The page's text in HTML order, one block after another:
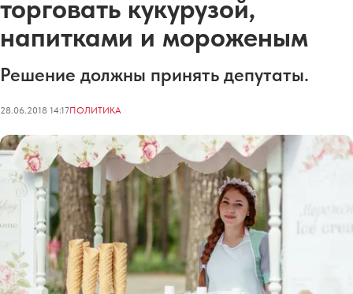
торговать кукурузой,
напитками и мороженым
Решение должны принять депутаты.
28.06.2018 14:17ПОЛИТИКА